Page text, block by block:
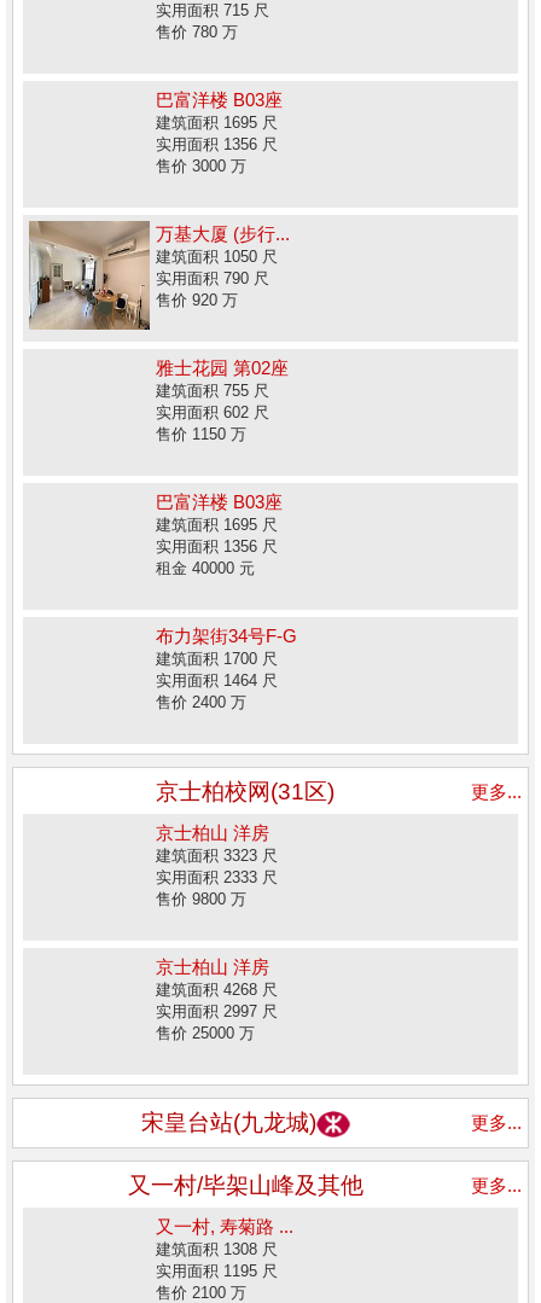
实用面积 715 尺
售价 780 万
巴富洋楼 B03座
建筑面积 1695 尺
实用面积 1356 尺
售价 3000 万
万基大厦 (步行...
建筑面积 1050 尺
实用面积 790 尺
售价 920 万
雅士花园 第02座
建筑面积 755 尺
实用面积 602 尺
售价 1150 万
巴富洋楼 B03座
建筑面积 1695 尺
实用面积 1356 尺
租金 40000 元
布力架街34号F-G
建筑面积 1700 尺
实用面积 1464 尺
售价 2400 万
京士柏校网(31区)
更多...
京士柏山 洋房
建筑面积 3323 尺
实用面积 2333 尺
售价 9800 万
京士柏山 洋房
建筑面积 4268 尺
实用面积 2997 尺
售价 25000 万
宋皇台站(九龙城) 更多...
又一村/毕架山峰及其他
更多...
又一村, 寿菊路 ...
建筑面积 1308 尺
实用面积 1195 尺
售价 2100 万